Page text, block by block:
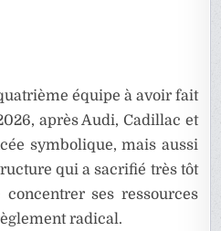
équipe à avoir fait
après Audi, Cadillac et
symbolique, mais aussi
qui a sacrifié très tôt
ses ressources
radical.